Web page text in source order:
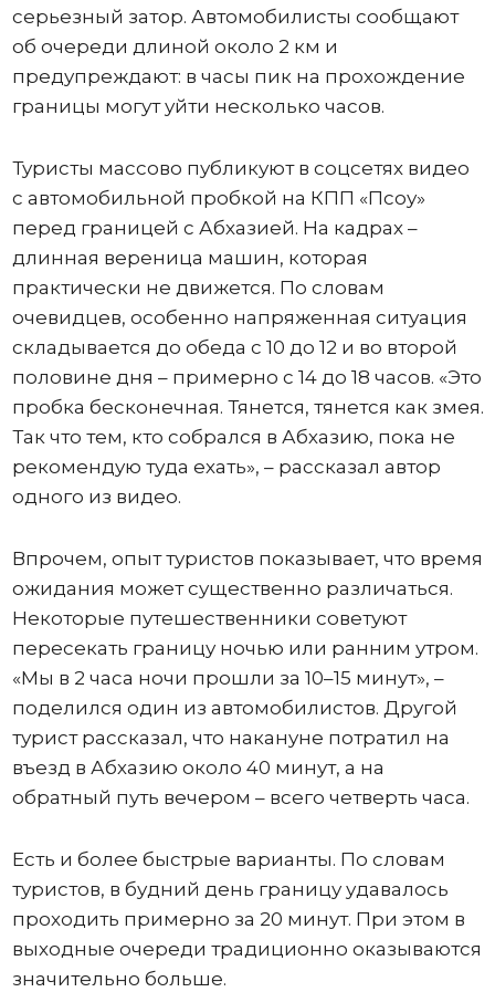
серьезный затор. Автомобилисты сообщают
об очереди длиной около 2 км и
предупреждают: в часы пик на прохождение
границы могут уйти несколько часов.
Туристы массово публикуют в соцсетях видео
с автомобильной пробкой на КПП «Псоу»
перед границей с Абхазией. На кадрах –
длинная вереница машин, которая
практически не движется. По словам
очевидцев, особенно напряженная ситуация
складывается до обеда с 10 до 12 и во второй
половине дня – примерно с 14 до 18 часов. «Это
пробка бесконечная. Тянется, тянется как змея.
Так что тем, кто собрался в Абхазию, пока не
рекомендую туда ехать», – рассказал автор
одного из видео.
Впрочем, опыт туристов показывает, что время
ожидания может существенно различаться.
Некоторые путешественники советуют
пересекать границу ночью или ранним утром.
«Мы в 2 часа ночи прошли за 10–15 минут», –
поделился один из автомобилистов. Другой
турист рассказал, что накануне потратил на
въезд в Абхазию около 40 минут, а на
обратный путь вечером – всего четверть часа.
Есть и более быстрые варианты. По словам
туристов, в будний день границу удавалось
проходить примерно за 20 минут. При этом в
выходные очереди традиционно оказываются
значительно больше.